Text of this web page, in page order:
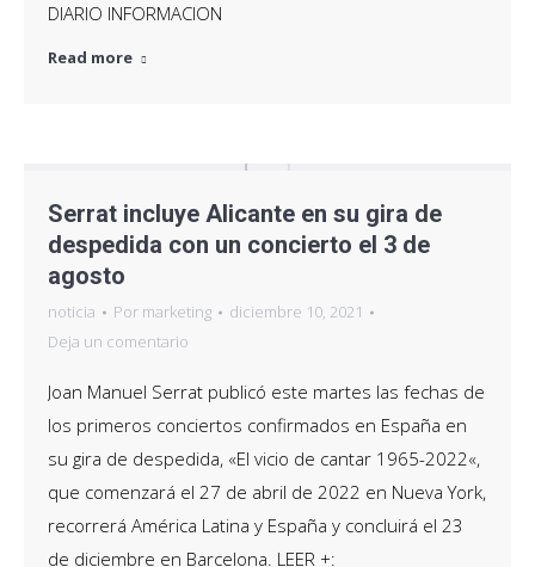
DIARIO INFORMACION
Read more
Serrat incluye Alicante en su gira de
despedida con un concierto el 3 de
agosto
noticia Por marketing
diciembre 10, 2021
Deja un comentario
Joan Manuel Serrat publicó este martes las fechas de
los primeros conciertos confirmados en España en
su gira de despedida, «El vicio de cantar 1965-2022«,
que comenzará el 27 de abril de 2022 en Nueva York,
recorrerá América Latina y España y concluirá el 23
de diciembre en Barcelona. LEER +: